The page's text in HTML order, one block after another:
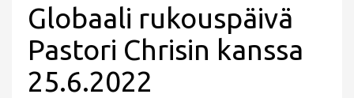
Globaali rukouspäivä
Pastori Chrisin kanssa
25.6.2022